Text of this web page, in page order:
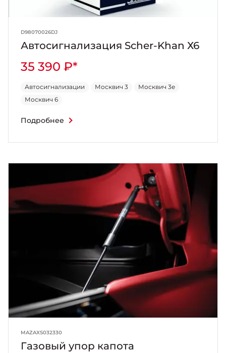
D98070026DJ
Автосигнализация Scher-Khan Х6
35 390 ₽*
Автосигнализации Москвич 3
Москвич 3e
Москвич 6
Подробнее
MAZAXS032330
Газовый упор капота